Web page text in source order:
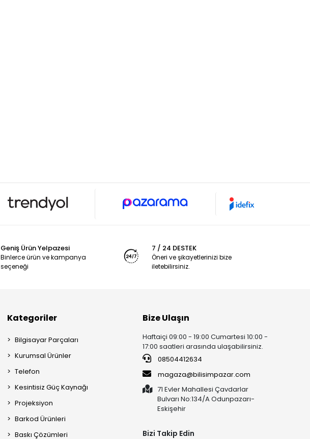
Geniş Ürün Yelpazesi
Binlerce ürün ve kampanya
seçeneği
7 / 24 DESTEK
Öneri ve şikayetlerinizi bize
iletebilirsiniz.
Kategoriler
Bilgisayar Parçaları
Kurumsal Ürünler
Telefon
Kesintisiz Güç Kaynağı
Projeksiyon
Barkod Ürünleri
Baskı Çözümleri
Bize Ulaşın
Haftaiçi 09:00 - 19:00 Cumartesi 10:00 -
17:00 saatleri arasında ulaşabilirsiniz.
08504412634
magaza@bilisimpazar.com
71 Evler Mahallesi Çavdarlar
Bulvarı No:134/A Odunpazarı-
Eskişehir
Bizi Takip Edin